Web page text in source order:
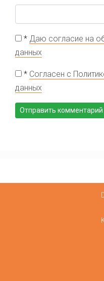
* Даю согласие на
данных
* Согласен с
данных